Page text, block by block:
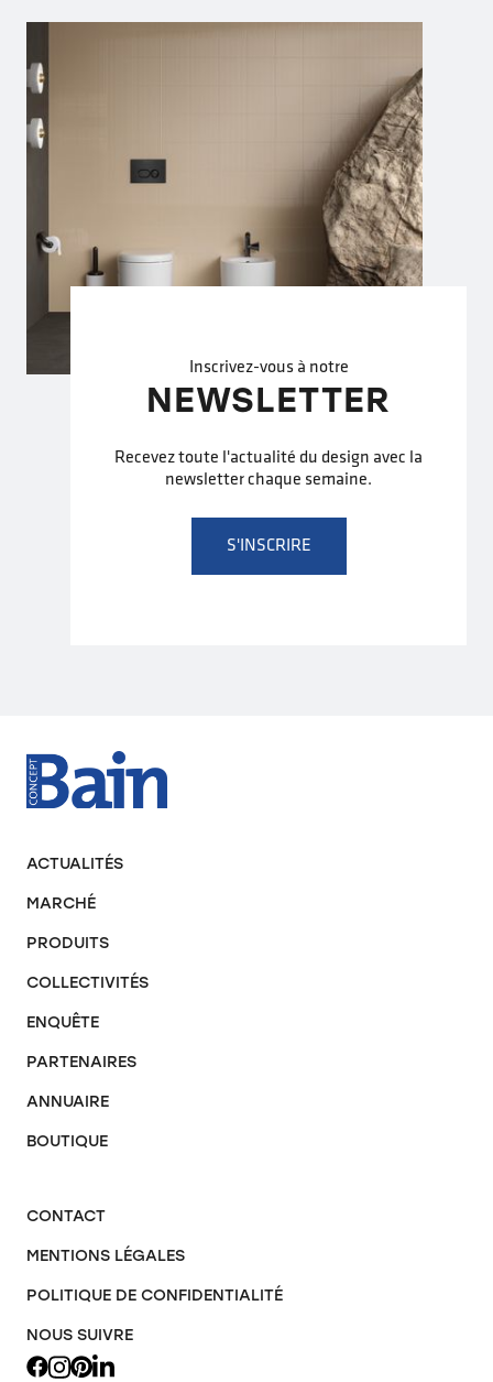
Inscrivez-vous à notre
NEWSLETTER
Recevez toute l'actualité du design avec la
newsletter chaque semaine.
S'INSCRIRE
ACTUALITÉS
MARCHÉ
PRODUITS
COLLECTIVITÉS
ENQUÊTE
PARTENAIRES
ANNUAIRE
BOUTIQUE
CONTACT
MENTIONS LÉGALES
POLITIQUE DE CONFIDENTIALITÉ
NOUS SUIVRE